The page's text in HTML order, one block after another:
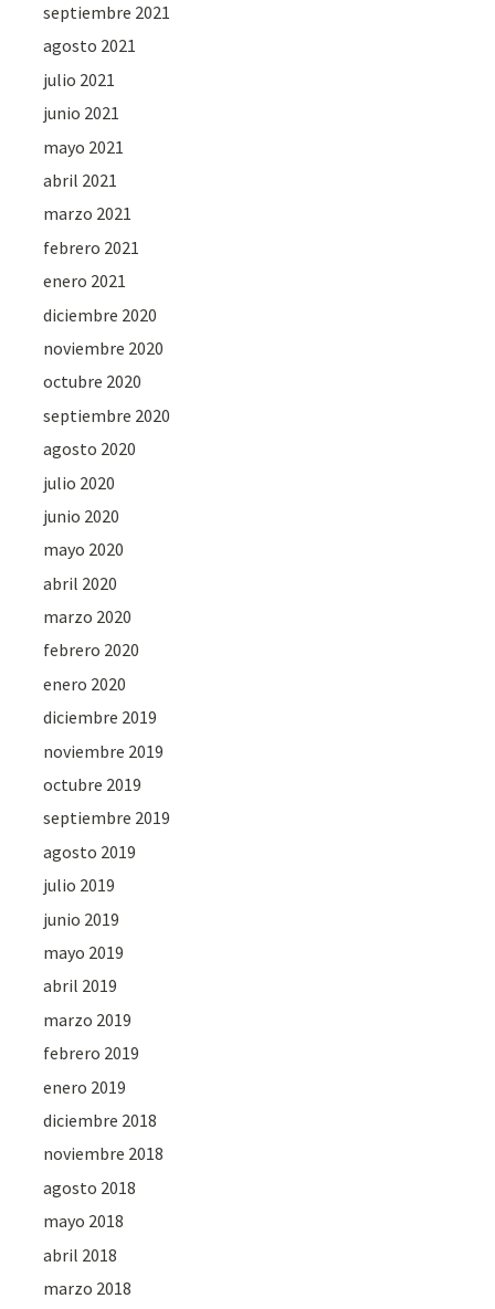
septiembre 2021
agosto 2021
julio 2021
junio 2021
mayo 2021
abril 2021
marzo 2021
febrero 2021
enero 2021
diciembre 2020
noviembre 2020
octubre 2020
septiembre 2020
agosto 2020
julio 2020
junio 2020
mayo 2020
abril 2020
marzo 2020
febrero 2020
enero 2020
diciembre 2019
noviembre 2019
octubre 2019
septiembre 2019
agosto 2019
julio 2019
junio 2019
mayo 2019
abril 2019
marzo 2019
febrero 2019
enero 2019
diciembre 2018
noviembre 2018
agosto 2018
mayo 2018
abril 2018
marzo 2018